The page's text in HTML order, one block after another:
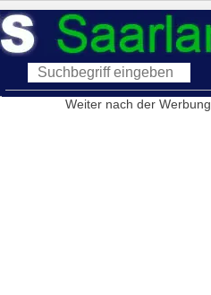
Weiter nach der Werbung